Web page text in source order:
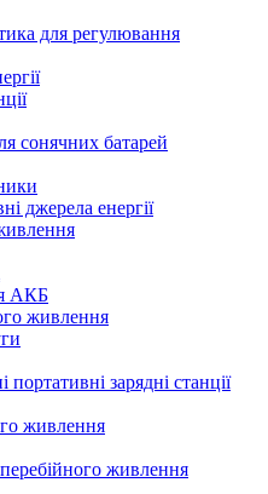
для регулювання
сонячних батарей
джерела енергії
АКБ
живлення
портативні зарядні станції
живлення
живлення